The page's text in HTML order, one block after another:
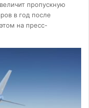
пропускную
в год после
на пресс-